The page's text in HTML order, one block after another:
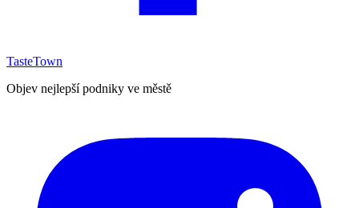
TasteTown
Objev nejlepší podniky ve městě